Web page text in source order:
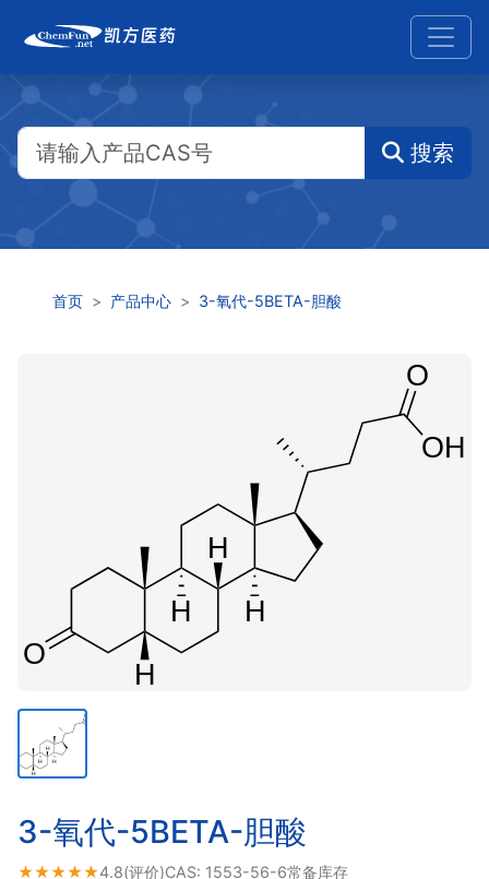
搜索
首页 产品中心 3-氧代-5BETA-胆酸
3-氧代-5BETA-胆酸
★★★★★4.8(评价)CAS: 1553-56-6常备库存